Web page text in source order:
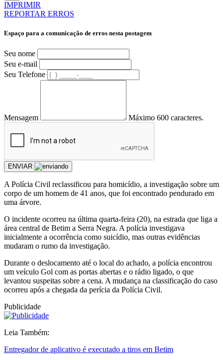
IMPRIMIR
REPORTAR ERROS
Espaço para a comunicação de erros nesta postagem
Seu nome
Seu e-mail
Seu Telefone
Mensagem Máximo 600 caracteres.
ENVIAR
A Polícia Civil reclassificou para homicídio, a investigação sobre um
corpo de um homem de 41 anos, que foi encontrado pendurado em
uma árvore.
O incidente ocorreu na última quarta-feira (20), na estrada que liga a
área central de Betim a Serra Negra. A polícia investigava
inicialmente a ocorrência como suicídio, mas outras evidências
mudaram o rumo da investigação.
Durante o deslocamento até o local do achado, a polícia encontrou
um veículo Gol com as portas abertas e o rádio ligado, o que
levantou suspeitas sobre a cena. A mudança na classificação do caso
ocorreu após a chegada da perícia da Polícia Civil.
Publicidade
Leia Também:
Entregador de aplicativo é executado a tiros em Betim